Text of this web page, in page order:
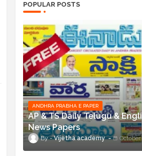
POPULAR POSTS
ANDHRA PRABHA E PAPER
AP & TS Daily Telugu &
News Papers
Vijetha academy October